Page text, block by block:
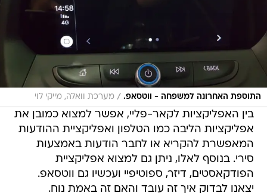
התוספת האחרונה למשפחה - ווטסאפ. / מערכת וואלה, מייקי לוי
בין האפליקציות לקאר-פליי, אפשר למצוא כמובן את
אפליקציות הליבה כמו הטלפון ואפליקציית ההודעות
המאפשרת להקריא או לחבר הודעות באמצעות
סירי. בנוסף לאלו, ניתן גם למצוא אפליקציית
הפודקאסטים, דיזר, ספוטיפיי ועכשיו גם ווטסאפ.
יצאנו לבדוק איך זה עובד והאם זה באמת נוח.